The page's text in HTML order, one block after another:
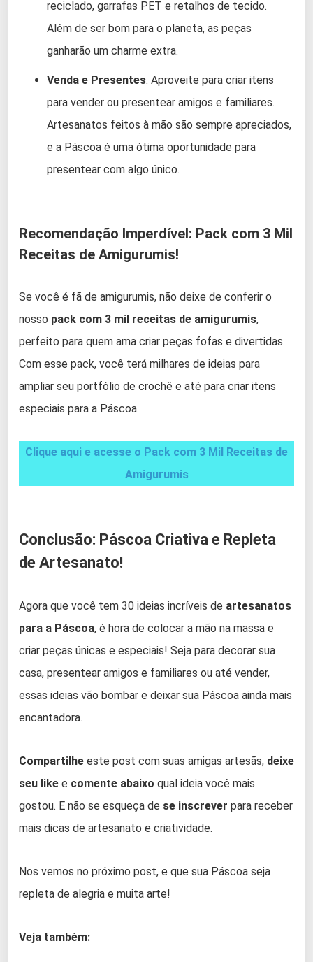
reciclado, garrafas PET e retalhos de tecido.
Além de ser bom para o planeta, as peças
ganharão um charme extra.
Venda e Presentes: Aproveite para criar itens
para vender ou presentear amigos e familiares.
Artesanatos feitos à mão são sempre apreciados,
e a Páscoa é uma ótima oportunidade para
presentear com algo único.
Recomendação Imperdível: Pack com 3 Mil
Receitas de Amigurumis!
Se você é fã de amigurumis, não deixe de conferir o
nosso pack com 3 mil receitas de amigurumis,
perfeito para quem ama criar peças fofas e divertidas.
Com esse pack, você terá milhares de ideias para
ampliar seu portfólio de crochê e até para criar itens
especiais para a Páscoa.
Clique aqui e acesse o Pack com 3 Mil Receitas de
Amigurumis
Conclusão: Páscoa Criativa e Repleta
de Artesanato!
Agora que você tem 30 ideias incríveis de artesanatos
para a Páscoa, é hora de colocar a mão na massa e
criar peças únicas e especiais! Seja para decorar sua
casa, presentear amigos e familiares ou até vender,
essas ideias vão bombar e deixar sua Páscoa ainda mais
encantadora.
Compartilhe este post com suas amigas artesãs, deixe
seu like e comente abaixo qual ideia você mais
gostou. E não se esqueça de se inscrever para receber
mais dicas de artesanato e criatividade.
Nos vemos no próximo post, e que sua Páscoa seja
repleta de alegria e muita arte!
Veja também: